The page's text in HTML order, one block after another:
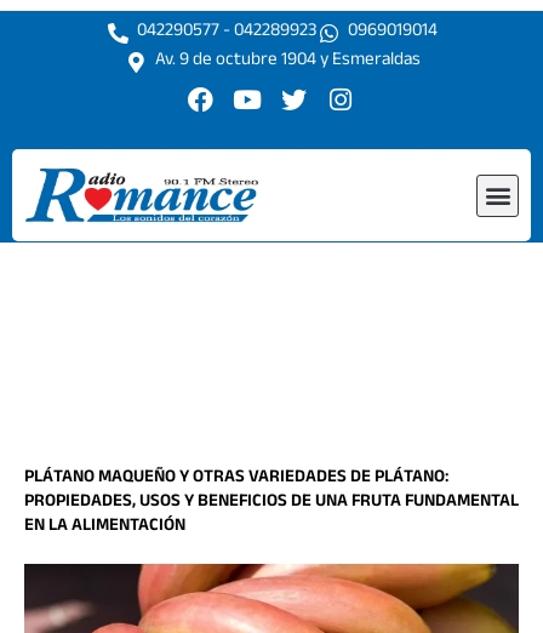
Ir
042290577 - 042289923
0969019014
Av. 9 de octubre 1904 y Esmeraldas
F
c
e
b
o
o
Y
u
t
u
b
e
T
i
r
I
s
r
PLÁTANO MAQUEÑO Y OTRAS VARIEDADES DE PLÁTANO:
PROPIEDADES, USOS Y BENEFICIOS DE UNA FRUTA FUNDAMENTAL
EN LA ALIMENTACIÓN